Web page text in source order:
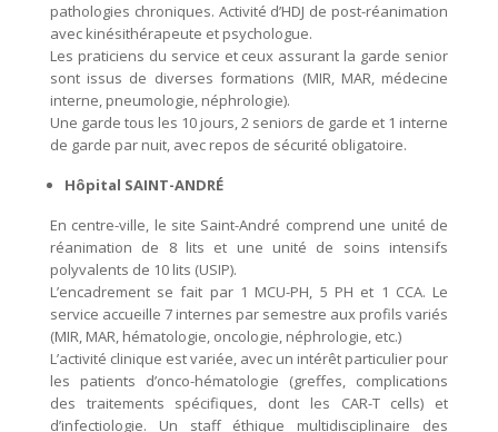
pathologies chroniques. Activité d’HDJ de post-réanimation
avec kinésithérapeute et psychologue.
Les praticiens du service et ceux assurant la garde senior
sont issus de diverses formations (MIR, MAR, médecine
interne, pneumologie, néphrologie).
Une garde tous les 10 jours, 2 seniors de garde et 1 interne
de garde par nuit, avec repos de sécurité obligatoire.
Hôpital SAINT-ANDRÉ
En centre-ville, le site Saint-André comprend une unité de
réanimation de 8 lits et une unité de soins intensifs
polyvalents de 10 lits (USIP).
L’encadrement se fait par 1 MCU-PH, 5 PH et 1 CCA. Le
service accueille 7 internes par semestre aux profils variés
(MIR, MAR, hématologie, oncologie, néphrologie, etc.)
L’activité clinique est variée, avec un intérêt particulier pour
les patients d’onco-hématologie (greffes, complications
des traitements spécifiques, dont les CAR-T cells) et
d’infectiologie. Un staff éthique multidisciplinaire des